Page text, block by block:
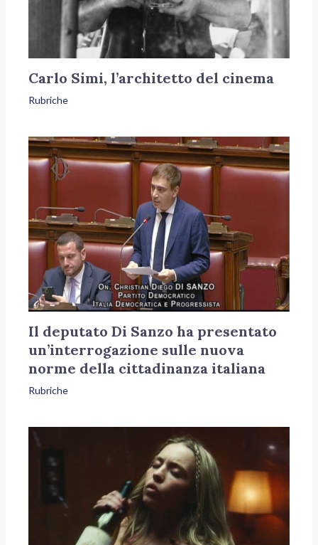
Carlo Simi, l’architetto del cinema
Rubriche
Il deputato Di Sanzo ha presentato
un’interrogazione sulle nuova
norme della cittadinanza italiana
Rubriche